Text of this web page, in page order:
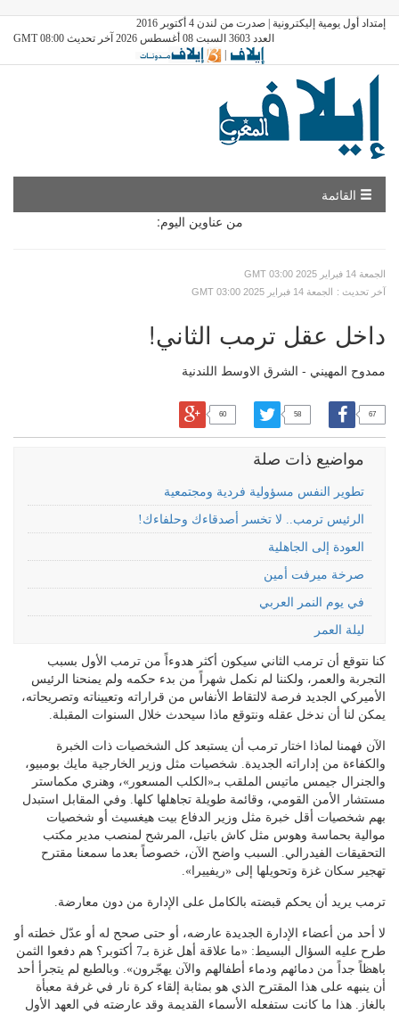
إمتداد أول يومية إليكترونية | صدرت من لندن 4 أكتوبر 2016
العدد 3603 السبت 08 أغسطس 2026 آخر تحديث GMT 08:00
|
القائمة
من عناوين اليوم:
GMT الجمعة 14 فبراير 2025 03:00
GMT الجمعة 14 فبراير 2025 03:00
: آخر تحديث
داخل عقل ترمب الثاني!
ممدوح المهيني - الشرق الاوسط اللندنية
67
58
60
مواضيع ذات صلة
تطوير النفس مسؤولية فردية ومجتمعية
الرئيس ترمب.. لا تخسر أصدقاءك وحلفاءك!
العودة إلى الجاهلية
صرخة ميرفت أمين
في يوم النمر العربي
ليلة العمر
كنا نتوقع أن ترمب الثاني سيكون أكثر هدوءاً من ترمب الأول بسبب
التجربة والعمر، ولكننا لم نكمل شهراً من بدء حكمه ولم يمنحنا الرئيس
الأميركي الجديد فرصة لالتقاط الأنفاس من قراراته وتعييناته وتصريحاته،
يمكن لنا أن ندخل عقله ونتوقع ماذا سيحدث خلال السنوات المقبلة.
الآن فهمنا لماذا اختار ترمب أن يستبعد كل الشخصيات ذات الخبرة
والكفاءة من إداراته الجديدة. شخصيات مثل وزير الخارجية مايك بومبيو،
والجنرال جيمس ماتيس الملقب بـ«الكلب المسعور»، وهنري مكماستر
مستشار الأمن القومي، وقائمة طويلة تجاهلها كلها. وفي المقابل استبدل
بهم شخصيات أقل خبرة مثل وزير الدفاع بيت هيغسيث أو شخصيات
موالية بحماسة وهوس مثل كاش باتيل، المرشح لمنصب مدير مكتب
التحقيقات الفيدرالي. السبب واضح الآن، خصوصاً بعدما سمعنا مقترح
تهجير سكان غزة وتحويلها إلى «ريفييرا».
ترمب يريد أن يحكم قبضته بالكامل على الإدارة من دون معارضة.
لا أحد من أعضاء الإدارة الجديدة عارضه، أو حتى صحح له أو عدّل خطته أو
طرح عليه السؤال البسيط: «ما علاقة أهل غزة بـ7 أكتوبر؟ هم دفعوا الثمن
باهظاً جداً من دمائهم ودماء أطفالهم والآن يهجّرون». وبالطبع لم يتجرأ أحد
أن ينبهه على هذا المقترح الذي هو بمثابة إلقاء كرة نار في غرفة معبأة
بالغاز. هذا ما كانت ستفعله الأسماء القديمة وقد عارضته في العهد الأول